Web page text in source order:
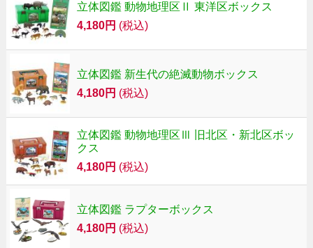
立体図鑑 動物地理区Ⅱ 東洋区ボックス
4,180円 (税込)
立体図鑑 新生代の絶滅動物ボックス
4,180円 (税込)
立体図鑑 動物地理区Ⅲ 旧北区・新北区ボッ
クス
4,180円 (税込)
立体図鑑 ラプターボックス
4,180円 (税込)